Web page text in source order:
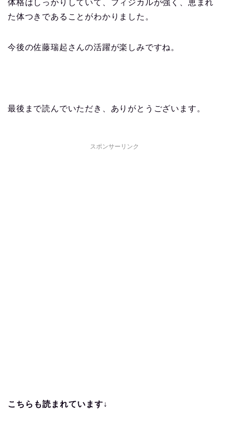
体格はしっかりしていて、フィジカルが強く、恵まれ
た体つきであることがわかりました。
今後の佐藤瑞起さんの活躍が楽しみですね。
最後まで読んでいただき、ありがとうございます。
スポンサーリンク
こちらも読まれています↓